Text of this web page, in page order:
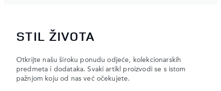
STIL ŽIVOTA
Otkrijte našu široku ponudu odjeće, kolekcionarskih
predmeta i dodataka. Svaki artikl proizvodi se s istom
pažnjom koju od nas već očekujete.